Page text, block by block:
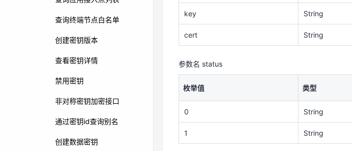
查询终端节点白名单
创建密钥版本
查看密钥详情
禁用密钥
非对称密钥加密接口
通过密钥id查询别名
创建数据密钥
1 String
请求示例
请求url
请求头header
"fecnjniakfkn2314ndekqldedcsadfg"
key String
cert String
参数名 status
枚举值 类型
0 String
1 String